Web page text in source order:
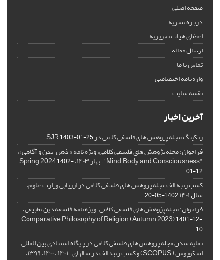
صفحه اصلی
درباره نشریه
اعضای هیات تحریریه
ارسال مقاله
تماس با ما
واژه نامه اختصاصی
نقشه سایت
آخرین اخبار
رنکینگ مجله پژوهش های فلسفی کلامی در SJR1403-01-25
فراخوان: مجله پژوهش های فلسفی کلامی، ویژه نامه « ذهن، بدن و آگاهی»،
"Mind, Body, and Consciousness"، بهار ۱۴۰۳، Spring 2024
1402-
01-12
کسب رتبه الف مجله پژوهش های فلسفی کلامی در ارزیابی وزارت علوم،
سال ۱۴۰۱ 1402-05-20
فراخوان: مجله پژوهش های فلسفی کلامی، ویژه نامه فلسفه دین تطبیقی،
,Comparative Philosophy of Religion (Autumn 2023)
1401-12-
10
نمایه شدن مجله پژوهش های فلسفی کلامی در پایگاه استنادی بین المللی
اسکوپوس ( SCOPUS) و کسب رتبه الف در سالهای ، ۱۴۰۱ ، ۱۴۰۰، ۱۳۹۹،